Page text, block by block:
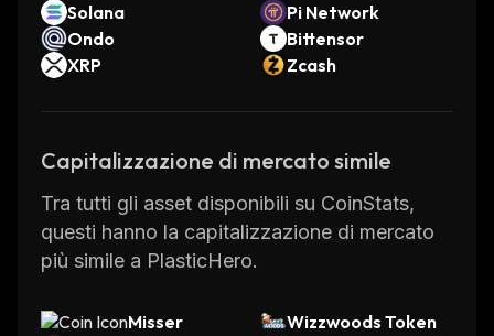
Solana
Pi Network
Ondo
Bittensor
XRP
Zcash
Capitalizzazione di mercato simile
Tra tutti gli asset disponibili su CoinStats,
questi hanno la capitalizzazione di mercato
più simile a PlasticHero.
Misser
Wizzwoods Token